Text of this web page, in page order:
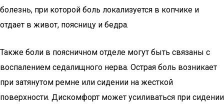
болезнь, при которой боль локализуется в копчике и
отдает в живот, поясницу и бедра.
Также боли в поясничном отделе могут быть связаны с
воспалением седалищного нерва. Острая боль возникает
при затянутом ремне или сидении на жесткой
поверхности. Дискомфорт может усиливаться при сидении